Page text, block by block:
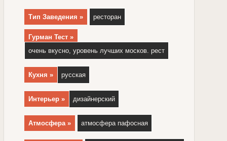
Тип Заведения » ресторан
Гурман Тест »
очень вкусно, уровень лучших москов. рест
Кухня » русская
Интерьер » дизайнерский
Атмосфера » атмосфера пафосная